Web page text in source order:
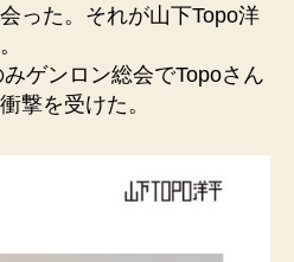
った。それが山下Topo洋
ゲンロン総会でTopoさん
撃を受けた。